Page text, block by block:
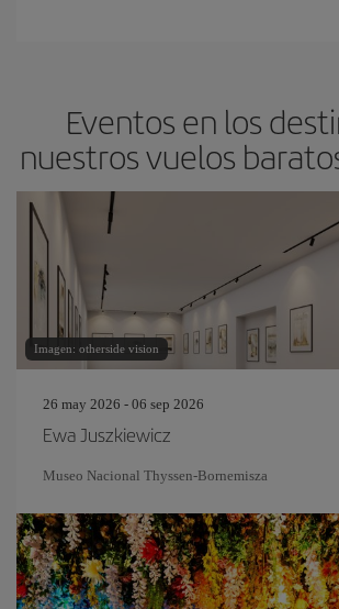
Eventos en los
nuestros vuelos
Imagen: otherside vision
26 may 2026 - 06 sep 2026
Ewa Juszkiewicz
Museo Nacional Thyssen-Bornemisza